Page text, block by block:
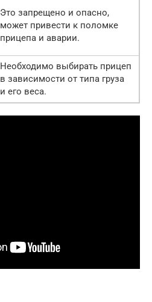
Это запрещено и опасно,
может привести к поломке
прицепа и аварии.
Необходимо выбирать прицеп
в зависимости от типа груза
и его веса.